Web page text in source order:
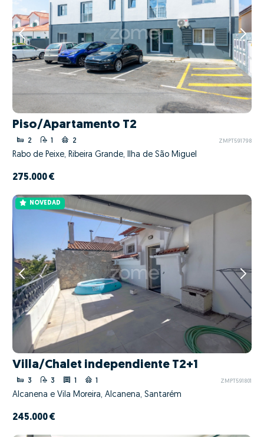
Piso/Apartamento T2
2 1 2 ZMPT591798
Rabo de Peixe, Ribeira Grande, Ilha de São Miguel
275.000 €
NOVEDAD
Villa/Chalet independiente T2+1
3 3 1 1 ZMPT591801
Alcanena e Vila Moreira, Alcanena, Santarém
245.000 €